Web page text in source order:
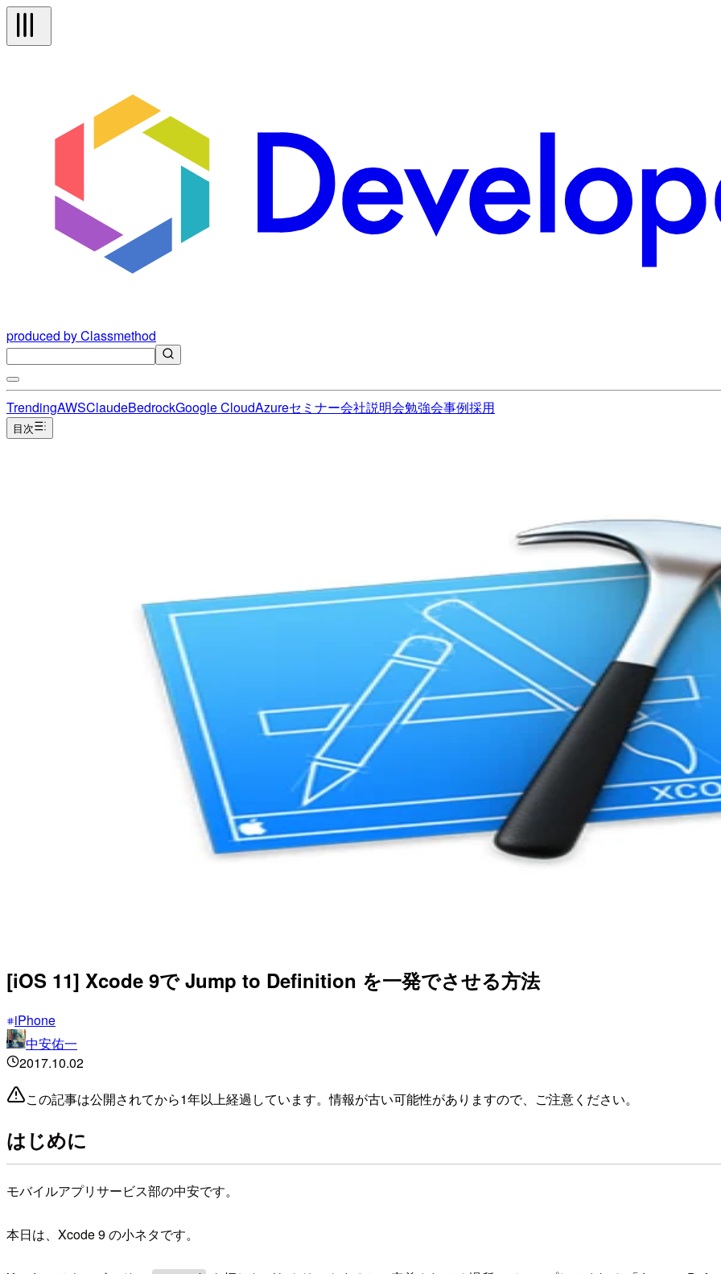
produced by Classmethod
TrendingAWSClaudeBedrockGoogle CloudAzureセミナー会社説明会勉強会事例採用
目次
[iOS 11] Xcode 9で Jump to Definition を一発でさせる方法
iPhone
中安佑一
2017.10.02
この記事は公開されてから1年以上経過しています。情報が古い可能性がありますので、ご注意ください。
はじめに
モバイルアプリサービス部の中安です。
本日は、Xcode 9 の小ネタです。